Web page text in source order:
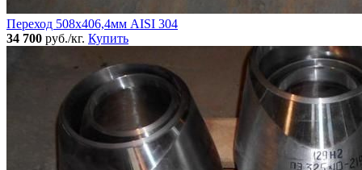
Переход 508х406,4мм AISI 304
34 700 руб./кг. Купить